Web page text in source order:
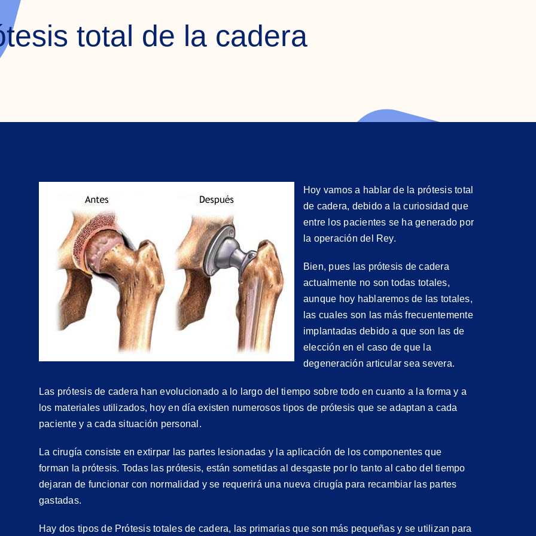
total de la cadera
Ejercicios
Hoy vamos a hablar de la prótesis total
de cadera, debido a la curiosidad que
entre los pacientes se ha generado por
la operación del Rey.
Bien, pues las prótesis de cadera
actualmente no son todas totales,
aunque hoy hablaremos de las totales,
las cuales son las más frecuentemente
implantadas debido a que son las de
elección en el caso de que la
degeneración articular sea severa.
Las prótesis de cadera han evolucionado a lo largo del tiempo sobre todo en cuanto a la forma y a
los materiales utilizados, hoy en día existen numerosos tipos de prótesis que se adaptan a cada
paciente y a cada situación personal.
La cirugía consiste en extirpar las partes lesionadas y la aplicación de los componentes que
forman la prótesis. Todas las prótesis, están sometidas al desgaste por lo tanto al cabo del tiempo
dejaran de funcionar con normalidad y se requerirá una nueva cirugía para recambiar las partes
gastadas.
Hay dos tipos de Prótesis totales de cadera, las primarias que son más pequeñas y se utilizan para